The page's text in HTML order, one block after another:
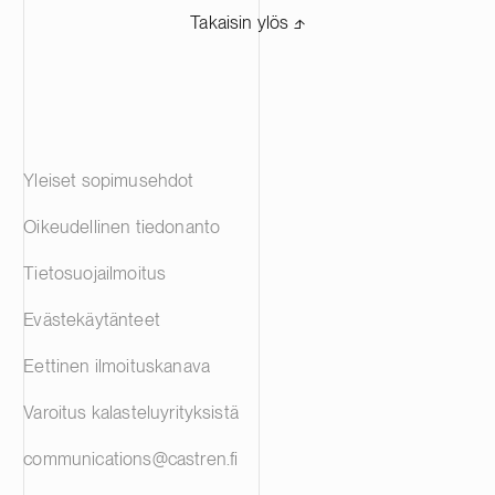
Takaisin ylös ⬏
Yleiset sopimusehdot
Oikeudellinen tiedonanto
Tietosuojailmoitus
Evästekäytänteet
Eettinen ilmoituskanava
Varoitus kalasteluyrityksistä
communications@castren.fi